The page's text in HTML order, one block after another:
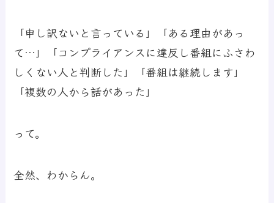
「申し訳ないと言っている」「ある理由があっ
て…」「コンプライアンスに違反し番組にふさわ
しくない人と判断した」「番組は継続します」
「複数の人から話があった」
って。
全然、わからん。